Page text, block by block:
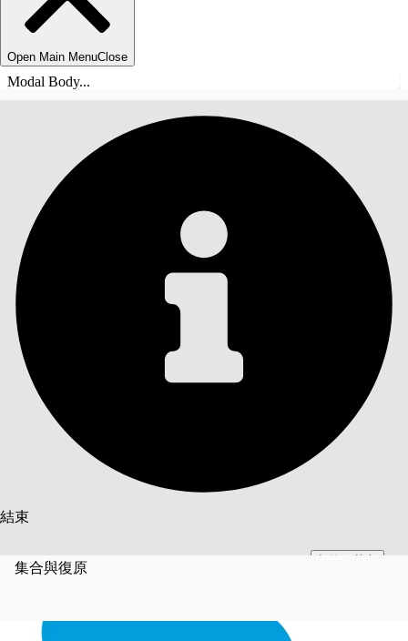
Open Main MenuClose
Modal Body...
結束
此文已使用 Salesforce 機器翻譯系統翻譯。更多詳細資料請參見
集合與復原
目錄